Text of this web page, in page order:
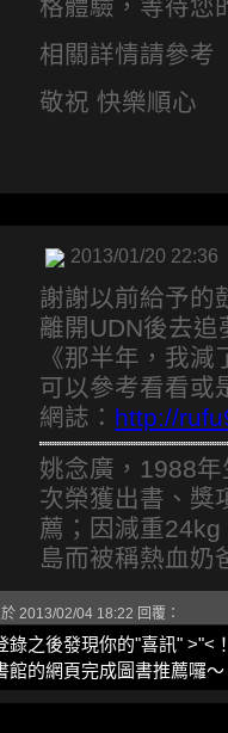
格體驗，等待您
相關詳情請參考
敬祝 快樂順心
2013/01/20 22:36
謝謝以前給予的
離開UDN後去
《那半年，我
可以參考看看或
網誌： http://
姚念廣，1988
次榮獲出書、獎
薦；因減重
島而被稱熱血奶
2013/02/04 18:22 回覆：
錄之後發現你的"喜訊" >"<
館的網頁完成圖書推薦囉～